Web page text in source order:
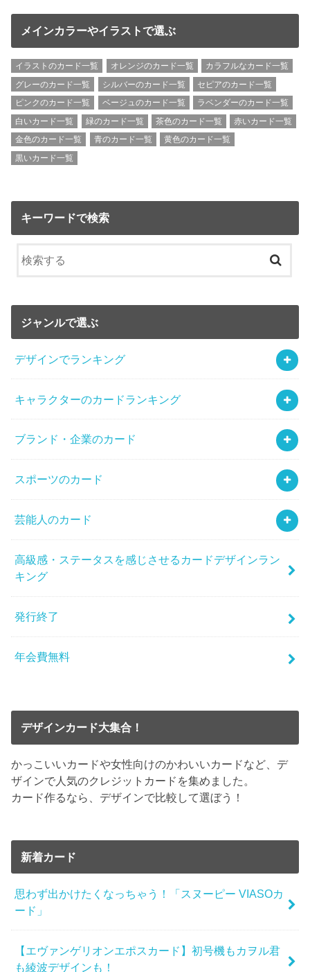
メインカラーやイラストで選ぶ
イラストのカード一覧 オレンジのカード一覧
カラフルなカード一覧
グレーのカード一覧
シルバーのカード一覧
セピアのカード一覧
ピンクのカード一覧
ベージュのカード一覧
ラベンダーのカード一覧
白いカード一覧
緑のカード一覧 茶色のカード一覧
赤いカード一覧
金色のカード一覧
青のカード一覧
黄色のカード一覧
黒いカード一覧
キーワードで検索
ジャンルで選ぶ
デザインでランキング
キャラクターのカードランキング
ブランド・企業のカード
スポーツのカード
芸能人のカード
高級感・ステータスを感じさせるカードデザインラン
キング
発行終了
年会費無料
デザインカード大集合！
かっこいいカードや女性向けのかわいいカードなど、デ
ザインで人気のクレジットカードを集めました。
カード作るなら、デザインで比較して選ぼう！
新着カード
思わず出かけたくなっちゃう！「スヌーピー VIASOカ
ード」
【エヴァンゲリオンエポスカード】初号機もカヲル君
も綾波デザインも！